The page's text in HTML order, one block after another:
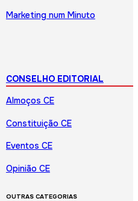
Marketing num Minuto
CONSELHO EDITORIAL
Almoços CE
Constituição CE
Eventos CE
Opinião CE
OUTRAS CATEGORIAS